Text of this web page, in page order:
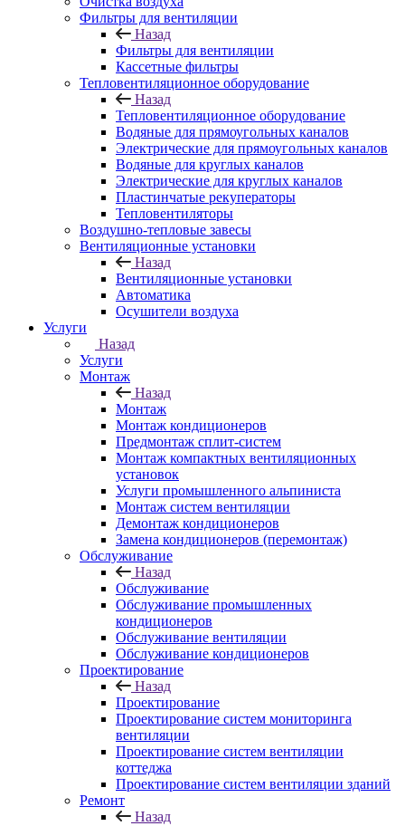
Фильтры для вентиляции
Назад
Фильтры для вентиляции
Кассетные фильтры
Тепловентиляционное оборудование
Назад
Тепловентиляционное оборудование
Водяные для прямоугольных каналов
Электрические для прямоугольных каналов
Водяные для круглых каналов
Электрические для круглых каналов
Пластинчатые рекуператоры
Тепловентиляторы
Воздушно-тепловые завесы
Вентиляционные установки
Назад
Вентиляционные установки
Автоматика
Осушители воздуха
Услуги
Назад
Услуги
Монтаж
Назад
Монтаж
Монтаж кондиционеров
Предмонтаж сплит-систем
Монтаж компактных вентиляционных
установок
Услуги промышленного альпиниста
Монтаж систем вентиляции
Демонтаж кондиционеров
Замена кондиционеров (перемонтаж)
Обслуживание
Назад
Обслуживание
Обслуживание промышленных
кондиционеров
Обслуживание вентиляции
Обслуживание кондиционеров
Проектирование
Назад
Проектирование
Проектирование систем мониторинга
вентиляции
Проектирование систем вентиляции
коттеджа
Проектирование систем вентиляции зданий
Ремонт
Назад